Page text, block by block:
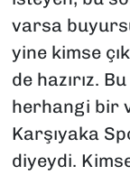
varsa
yine kimse
de hazırız.
herhangi bir
Karşıyaka
diyeydi.